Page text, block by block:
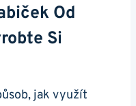
Od⁣
Si
​jak ​využít